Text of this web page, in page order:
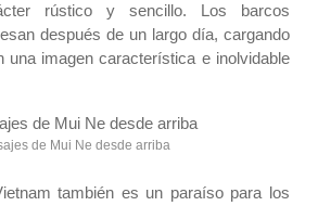
rústico y sencillo. Los barcos
después de un largo día, cargando
una imagen característica e inolvidable
de Mui Ne desde arriba
también es un paraíso para los